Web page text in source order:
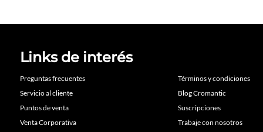
Links de interés
Preguntas frecuentes
Servicio al cliente
Puntos de venta
Venta Corporativa
Términos y condiciones
Blog Cromantic
Suscripciones
Trabaje con nosotros